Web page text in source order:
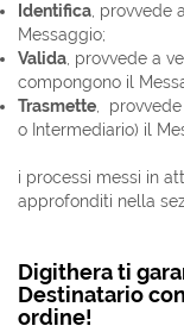
Identifica, provvede
Messaggio;
Valida, provvede a
compongono il
Trasmette, provvede
o Intermediario) il
i processi messi in
approfonditi nella
Digithera ti
Destinatario
ordine!